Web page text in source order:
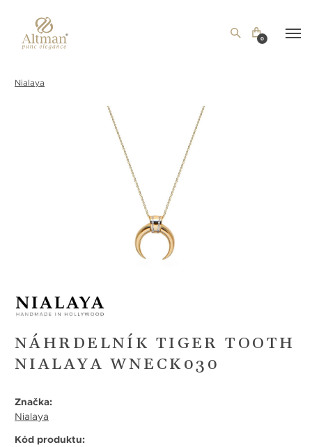
0
Nialaya
NÁHRDELNÍK TIGER TOOTH
NIALAYA WNECK030
Značka:
Nialaya
Kód produktu: